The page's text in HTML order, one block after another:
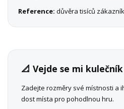
Reference: důvěra tisíců
📐 Vejde se mi
Zadejte rozměry své místnosti a
dost místa pro pohodlnou hru.